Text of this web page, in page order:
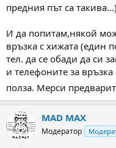
предния път са такива...)
И да попитам,някой
връзка с хижата (един
тел. да се обади да си
и телефоните за
полза. Мерси
MAD MAX
Модератор